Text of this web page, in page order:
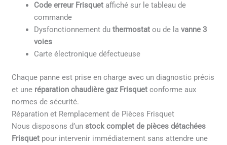
Code erreur Frisquet affiché sur le tableau de
commande
Dysfonctionnement duthermostat ou de lavanne 3
voies
Carte électronique défectueuse
Chaque panne est prise en charge avec un diagnostic précis
et une réparation chaudière gaz Frisquet conforme aux
normes de sécurité.
Réparation et Remplacement de Pièces Frisquet
Nous disposons d’unstock complet de pièces détachées
Frisquet pour intervenir immédiatement sans attendre une